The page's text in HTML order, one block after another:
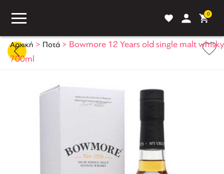
0
BLOG ΣΥΓΚΡΙΣΗ
Αρχική > Ποτά > Bowmore 12 Years old single malt whisky
700ml